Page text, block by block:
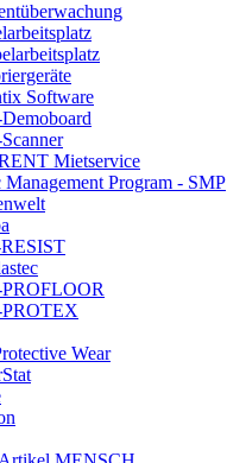
Software
Mietservice
Management Program - SMP
Wear